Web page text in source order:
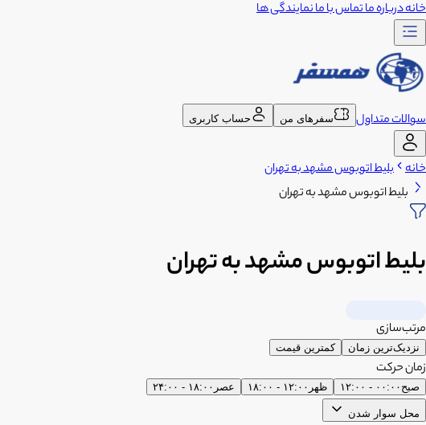
خانهدرباره ماتماس با مانمایندگی ها
سوالات متداول سفرهای من حساب کاربری
خانه بلیط اتوبوس مشهد به تهران
بلیط اتوبوس مشهد به تهران
بلیط اتوبوس مشهد به تهران
مرتب‌سازی
نزدیک‌ترین زمان کمترین قیمت
زمان حرکت
صبح ۰۰:۰۰ - ۱۲:۰۰ ظهر ۱۲:۰۰ - ۱۸:۰۰ عصر ۱۸:۰۰ - ۲۴:۰۰
محل سوار شدن